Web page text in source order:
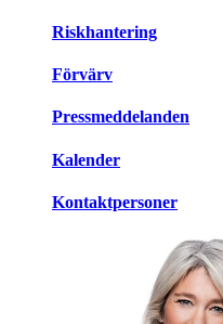
Riskhantering
Förvärv
Pressmeddelanden
Kalender
Kontaktpersoner